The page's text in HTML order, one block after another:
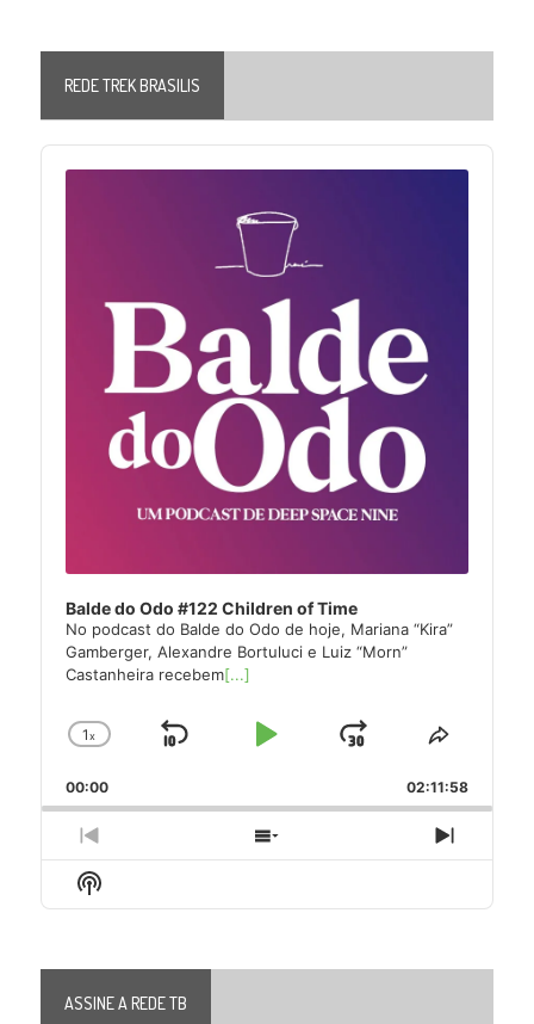
REDE TREK BRASILIS
Audio
Player
Balde do Odo #122 Children of Time
No podcast do Balde do Odo de hoje, Mariana “Kira”
Gamberger, Alexandre Bortuluci e Luiz “Morn”
Castanheira recebem[...]
Change
Rate
1x
Skip
Play
Jump
Forward
Share
Episode
00:00 02:11:58
Previous
Episode
Show
Episodes
Next
Episode
Show
Podcast
ASSINE A REDE TB